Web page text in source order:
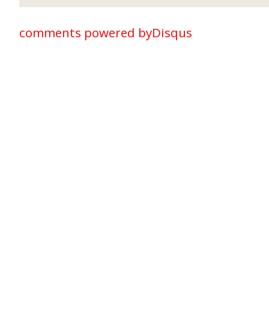
comments powered byDisqus